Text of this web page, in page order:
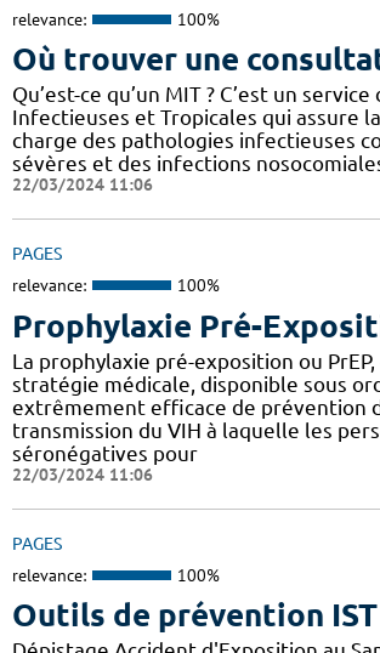
relevance: 100%
Où trouver une
Qu’est-ce qu’un MIT ? C’est un
Infectieuses et Tropicales qui assure
charge des pathologies infectieuses
sévères et des infections
22/03/2024 11:06
PAGES
relevance: 100%
Prophylaxie Pré-
La prophylaxie pré-exposition ou
stratégie médicale, disponible sous
extrêmement efficace de prévention
transmission du VIH à laquelle les
séronégatives pour
22/03/2024 11:06
PAGES
relevance: 100%
Outils de prévention IST